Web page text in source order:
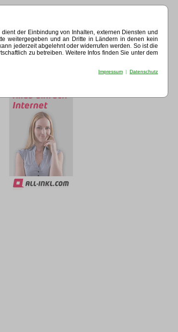
der Einbindung von Inhalten, externen Diensten und
weitergegeben und an Dritte in Ländern in denen kein
jederzeit abgelehnt oder widerrufen werden. So ist die
zu betreiben. Weitere Infos finden Sie unter dem
Impressum | Datenschutz